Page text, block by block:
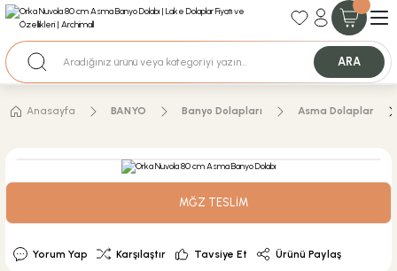
35+ Yıllık Tecrübe
Nakit Ödemeli Özel Fiyatlar için Bizden Teklif Alabilirsiniz.
ARA
Anasayfa BANYO Banyo Dolapları Asma Dolaplar
MĞZ TESLİM
Yorum Yap Karşılaştır Tavsiye Et Ürünü Paylaş